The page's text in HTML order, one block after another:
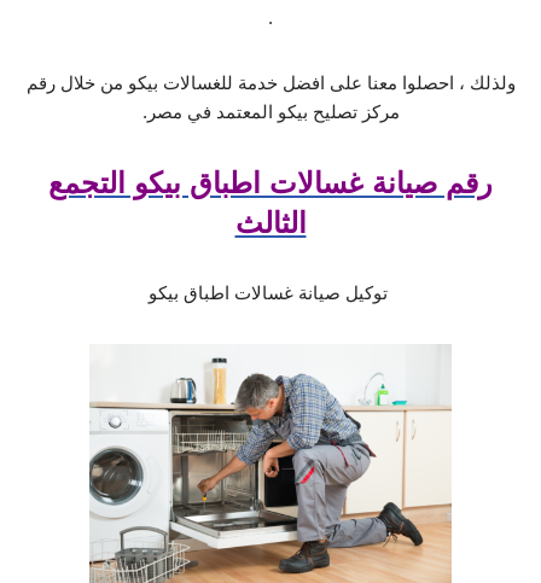
.
ولذلك ، احصلوا معنا على افضل خدمة للغسالات بيكو من خلال رقم
مركز تصليح بيكو المعتمد في مصر.
رقم صيانة غسالات اطباق بيكو التجمع
الثالث
توكيل صيانة غسالات اطباق بيكو